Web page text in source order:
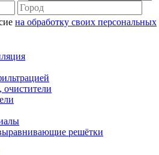
на обработку своих персональных
решётки